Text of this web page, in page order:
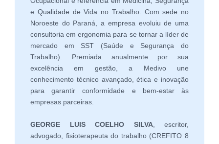
e Qualidade de Vida no Trabalho. Com sede no
Noroeste do Paraná, a empresa evoluiu de uma
consultoria em ergonomia para se tornar a líder de
mercado em SST (Saúde e Segurança do
Trabalho). Premiada anualmente por sua
excelência em gestão, a Medivo une
conhecimento técnico avançado, ética e inovação
para garantir conformidade e bem-estar às
empresas parceiras.
GEORGE LUIS COELHO SILVA, escritor,
advogado, fisioterapeuta do trabalho (CREFITO 8